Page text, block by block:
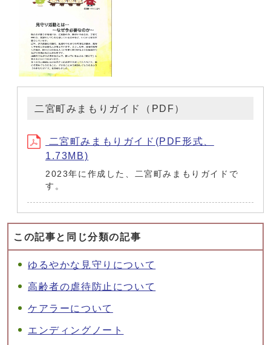
二宮町みまもりガイド（PDF）
二宮町みまもりガイド(PDF形式、
1.73MB)
2023年に作成した、二宮町みまもりガイドで
す。
この記事と同じ分類の記事
ゆるやかな見守りについて
高齢者の虐待防止について
ケアラーについて
エンディングノート